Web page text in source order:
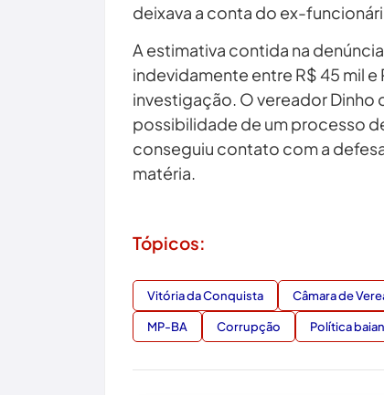
deixava a conta do ex-
A estimativa contida na
indevidamente entre R$ 45 mil
investigação. O vereador Dinho
possibilidade de um processo
conseguiu contato com a
matéria.
Tópicos:
Vitória da Conquista Câmara de
MP-BA Corrupção Política